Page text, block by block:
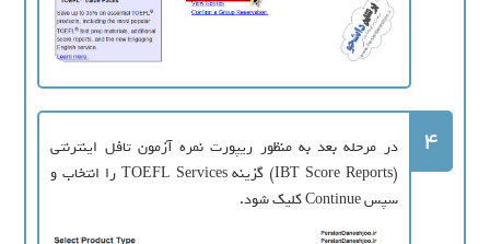
4
در مرحله بعد به منظور ریپورت نمره آزمون تافل اینترنتی
(IBT Score Reports) گزینه TOEFL Services را انتخاب و
سپس Continue کلیک شود.